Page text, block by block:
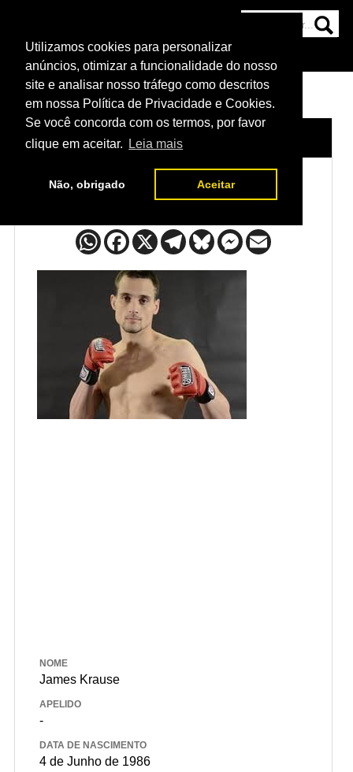
Utilizamos cookies para personalizar
anúncios, otimizar a funcionalidade do nosso
site e analisar nosso tráfego como descritos
em nossa Política de Privacidade e Cookies.
Se você concorda com os termos, por favor
clique em aceitar.
Leia mais
Não, obrigado Aceitar
NOTÍCIAS
HOME LUTADORES /
James Krause
NOME
James Krause
APELIDO
-
DATA DE NASCIMENTO
4 de Junho de 1986